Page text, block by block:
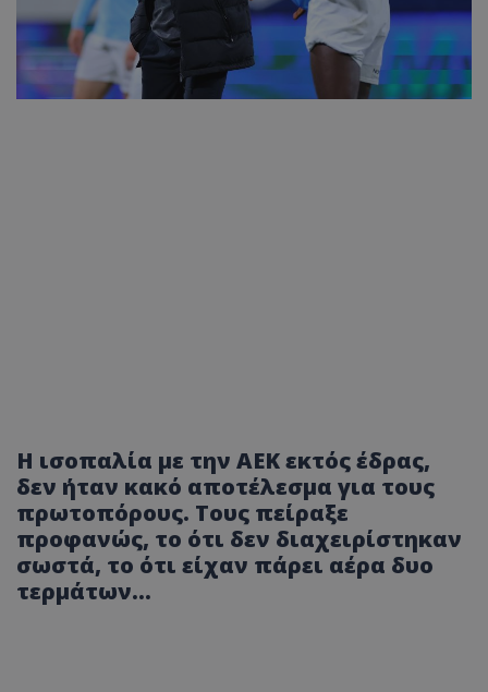
Η ισοπαλία με την ΑΕΚ εκτός έδρας,
δεν ήταν κακό αποτέλεσμα για τους
πρωτοπόρους. Τους πείραξε
προφανώς, το ότι δεν διαχειρίστηκαν
σωστά, το ότι είχαν πάρει αέρα δυο
τερμάτων…